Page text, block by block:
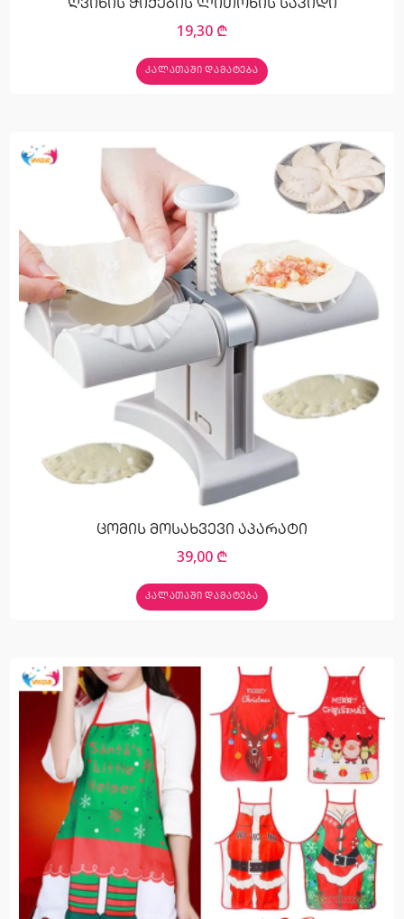
ღვინის ჭიქების ლითონის საკიდი
19,30 ₾
ᲙᲐᲚᲐᲗᲐᲨᲘ ᲓᲐᲛᲐᲢᲔᲑᲐ
ცომის მოსახვევი აპარატი
39,00 ₾
ᲙᲐᲚᲐᲗᲐᲨᲘ ᲓᲐᲛᲐᲢᲔᲑᲐ